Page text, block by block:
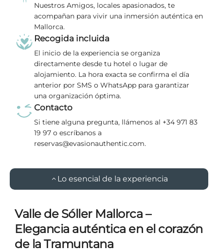
Nuestros Amigos, locales apasionados, te
acompañan para vivir una inmersión auténtica en
Mallorca.
Recogida incluida
El inicio de la experiencia se organiza
directamente desde tu hotel o lugar de
alojamiento. La hora exacta se confirma el día
anterior por SMS o WhatsApp para garantizar
una organización óptima.
Contacto
Si tiene alguna pregunta, llámenos al +34 971 83
19 97 o escríbanos a
reservas@evasionauthentic.com.
Lo esencial de la experiencia
Valle de Sóller Mallorca –
Elegancia auténtica en el corazón
de la Tramuntana